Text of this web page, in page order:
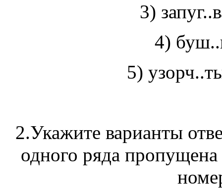
3)
4)
5)
2.Укажите варианты
одного ряда